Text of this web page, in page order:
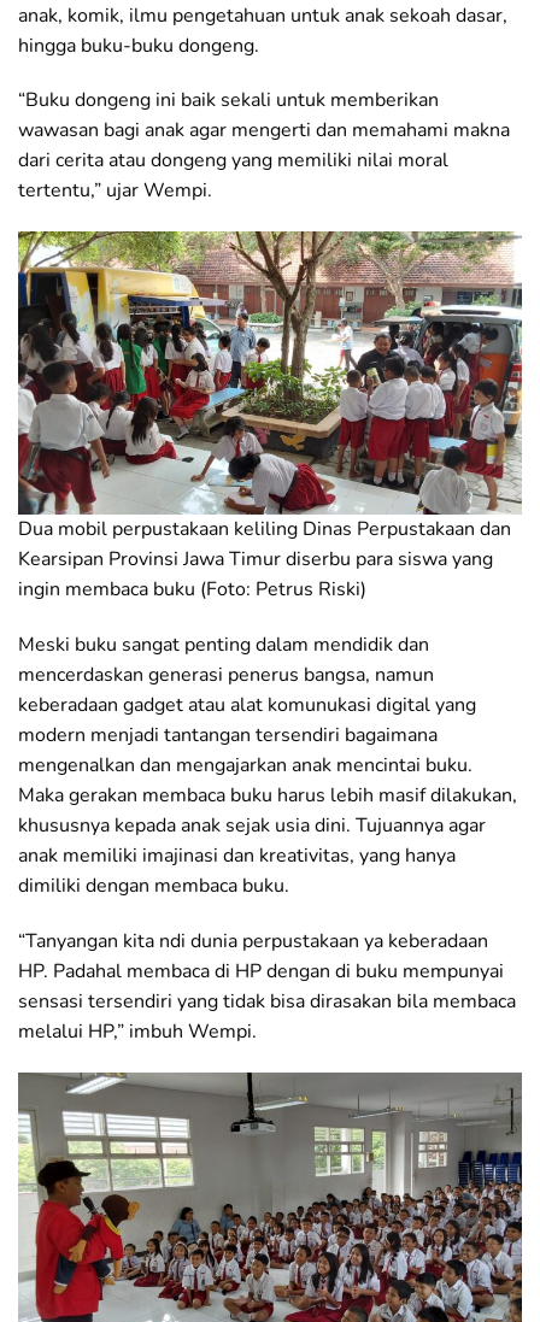
anak, komik, ilmu pengetahuan untuk anak sekoah dasar,
hingga buku-buku dongeng.
“Buku dongeng ini baik sekali untuk memberikan
wawasan bagi anak agar mengerti dan memahami makna
dari cerita atau dongeng yang memiliki nilai moral
tertentu,” ujar Wempi.
Dua mobil perpustakaan keliling Dinas Perpustakaan dan
Kearsipan Provinsi Jawa Timur diserbu para siswa yang
ingin membaca buku (Foto: Petrus Riski)
Meski buku sangat penting dalam mendidik dan
mencerdaskan generasi penerus bangsa, namun
keberadaan gadget atau alat komunukasi digital yang
modern menjadi tantangan tersendiri bagaimana
mengenalkan dan mengajarkan anak mencintai buku.
Maka gerakan membaca buku harus lebih masif dilakukan,
khususnya kepada anak sejak usia dini. Tujuannya agar
anak memiliki imajinasi dan kreativitas, yang hanya
dimiliki dengan membaca buku.
“Tanyangan kita ndi dunia perpustakaan ya keberadaan
HP. Padahal membaca di HP dengan di buku mempunyai
sensasi tersendiri yang tidak bisa dirasakan bila membaca
melalui HP,” imbuh Wempi.